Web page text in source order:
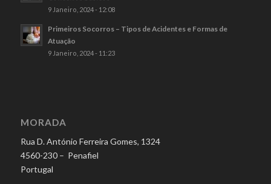
9 Janeiro, 2024 - 12:08
Primeiros Socorros – Tipos de Acidentes e Formas de
Atuação
9 Janeiro, 2024 - 11:23
MORADA
Rua D. António Ferreira Gomes, 1324
4560-230 – Penafiel
Portugal